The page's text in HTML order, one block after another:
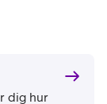
dig hur